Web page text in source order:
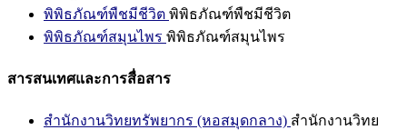
พิพิธภัณฑ์พืชมีชีวิต พิพิธภัณฑ์พืชมีชีวิต
พิพิธภัณฑ์สมุนไพร พิพิธภัณฑ์สมุนไพร
สารสนเทศและการสื่อสาร
สำนักงานวิทยทรัพยากร (หอสมุดกลาง) สำนักงานวิทย